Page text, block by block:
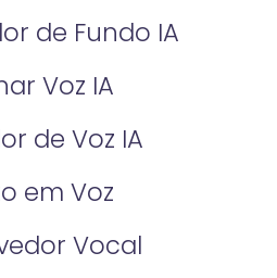
de Fundo IA
Voz IA
de Voz IA
em Voz
Vocal